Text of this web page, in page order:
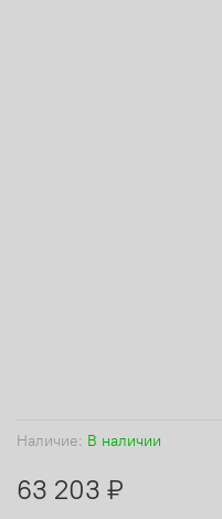
Наличие: В наличии
63 203 ₽